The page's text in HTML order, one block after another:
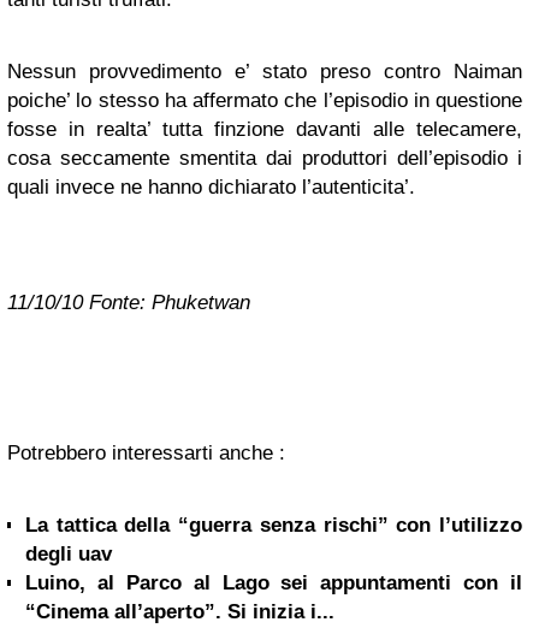
Nessun provvedimento e’ stato preso contro Naiman
poiche’ lo stesso ha affermato che l’episodio in questione
fosse in realta’ tutta finzione davanti alle telecamere,
cosa seccamente smentita dai produttori dell’episodio i
quali invece ne hanno dichiarato l’autenticita’.
11/10/10 Fonte: Phuketwan
Potrebbero interessarti anche :
La tattica della “guerra senza rischi” con l’utilizzo
degli uav
Luino, al Parco al Lago sei appuntamenti con il
“Cinema all’aperto”. Si inizia i...